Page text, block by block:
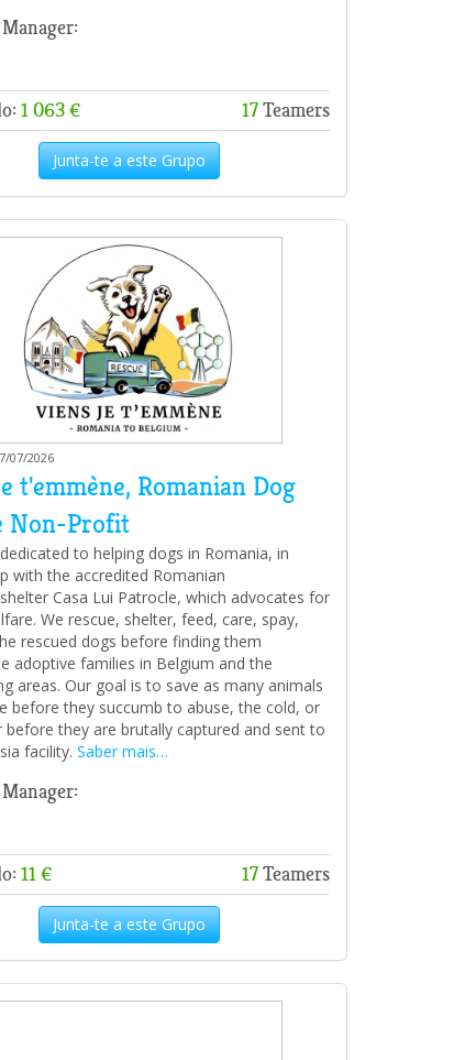
1 063 € 17Teamers
Junta-te a este Grupo
07/2026
t'emmène, Romanian Dog
Non-Profit
to helping dogs in Romania, in
with the accredited Romanian
Casa Lui Patrocle, which advocates for
We rescue, shelter, feed, care, spay,
rescued dogs before finding them
adoptive families in Belgium and the
areas. Our goal is to save as many animals
before they succumb to abuse, the cold, or
before they are brutally captured and sent to
facility. Saber mais…
11 € 17Teamers
Junta-te a este Grupo